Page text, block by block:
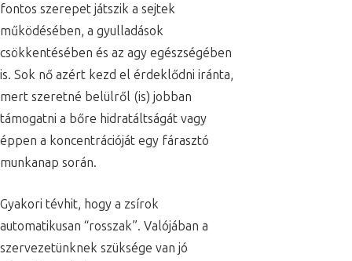
fontos szerepet játszik a sejtek
működésében, a gyulladások
csökkentésében és az agy egészségében
is. Sok nő azért kezd el érdeklődni iránta,
mert szeretné belülről (is) jobban
támogatni a bőre hidratáltságát vagy
éppen a koncentrációját egy fárasztó
munkanap során.
Gyakori tévhit, hogy a zsírok
automatikusan “rosszak”. Valójában a
szervezetünknek szüksége van jó